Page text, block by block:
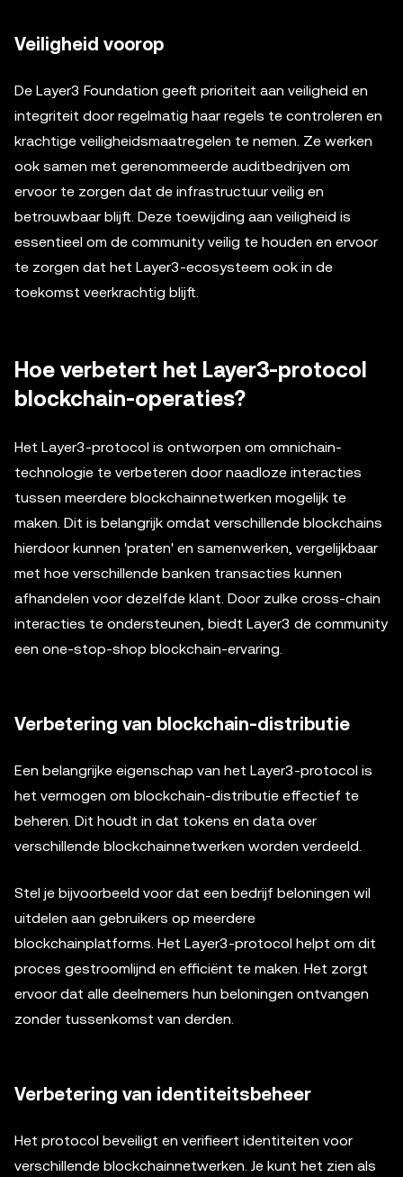
Veiligheid voorop
De Layer3 Foundation geeft prioriteit aan veiligheid en
integriteit door regelmatig haar regels te controleren en
krachtige veiligheidsmaatregelen te nemen. Ze werken
ook samen met gerenommeerde auditbedrijven om
ervoor te zorgen dat de infrastructuur veilig en
betrouwbaar blijft. Deze toewijding aan veiligheid is
essentieel om de community veilig te houden en ervoor
te zorgen dat het Layer3-ecosysteem ook in de
toekomst veerkrachtig blijft.
Hoe verbetert het Layer3-protocol
blockchain-operaties?
Het Layer3-protocol is ontworpen om omnichain-
technologie te verbeteren door naadloze interacties
tussen meerdere blockchainnetwerken mogelijk te
maken. Dit is belangrijk omdat verschillende blockchains
hierdoor kunnen 'praten' en samenwerken, vergelijkbaar
met hoe verschillende banken transacties kunnen
afhandelen voor dezelfde klant. Door zulke cross-chain
interacties te ondersteunen, biedt Layer3 de community
een one-stop-shop blockchain-ervaring.
Verbetering van blockchain-distributie
Een belangrijke eigenschap van het Layer3-protocol is
het vermogen om blockchain-distributie effectief te
beheren. Dit houdt in dat tokens en data over
verschillende blockchainnetwerken worden verdeeld.
Stel je bijvoorbeeld voor dat een bedrijf beloningen wil
uitdelen aan gebruikers op meerdere
blockchainplatforms. Het Layer3-protocol helpt om dit
proces gestroomlijnd en efficiënt te maken. Het zorgt
ervoor dat alle deelnemers hun beloningen ontvangen
zonder tussenkomst van derden.
Verbetering van identiteitsbeheer
Het protocol beveiligt en verifieert identiteiten voor
verschillende blockchainnetwerken. Je kunt het zien als